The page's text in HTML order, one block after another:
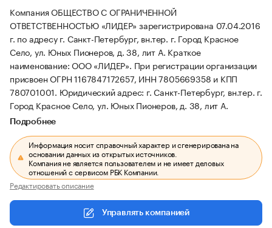
Компания ОБЩЕСТВО С ОГРАНИЧЕННОЙ
ОТВЕТСТВЕННОСТЬЮ «ЛИДЕР» зарегистрирована 07.04.2016
г. по адресу г. Санкт-Петербург, вн.тер. г. Город Красное
Село, ул. Юных Пионеров, д. 38, лит А. Краткое
наименование: ООО «ЛИДЕР». При регистрации организации
присвоен ОГРН 1167847172657, ИНН 7805669358 и КПП
780701001. Юридический адрес: г. Санкт-Петербург, вн.тер. г.
Город Красное Село, ул. Юных Пионеров, д. 38, лит А.
Подробнее
Информация носит справочный характер и сгенерирована на
основании данных из открытых источников.
Компания не является пользователем и не имеет деловых
отношений с сервисом РБК Компании.
Редактировать описание
Управлять компанией